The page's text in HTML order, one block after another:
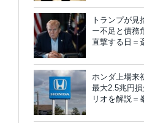
トランプが見
ー不足と債務
直撃する日＝
ホンダ上場来
最大2.5兆円
リオを解説＝